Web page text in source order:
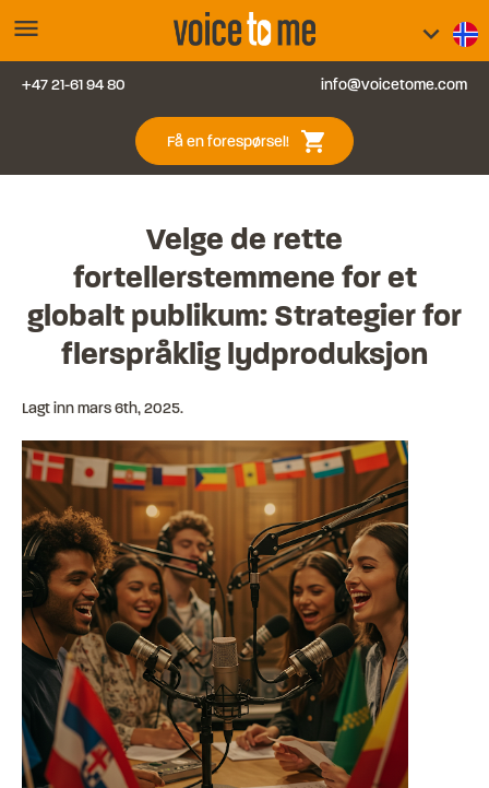
menu
Vanlige spørsmål
Logg inn
keyboard_arrow_down
+47 21-61 94 80 info@voicetome.com
Få en forespørsel! shopping_cart
Velge de rette
fortellerstemmene for et
globalt publikum: Strategier for
flerspråklig lydproduksjon
Lagt innmars 6th, 2025.